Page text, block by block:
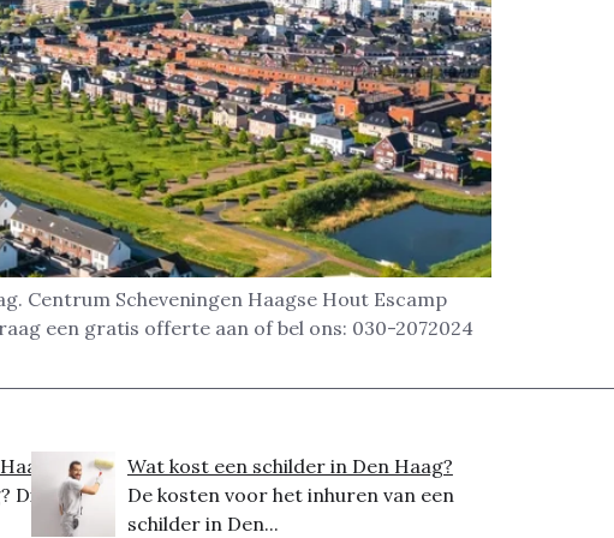
Centrum Scheveningen Haagse Hout Escamp
een gratis offerte aan of bel ons: 030-2072024
Dit
Wat kost een schilder in Den Haag?
De kosten voor het inhuren van een
schilder in Den...